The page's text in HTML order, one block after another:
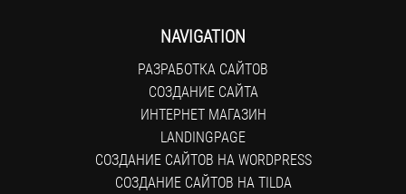
NAVIGATION
РАЗРАБОТКА САЙТОВ
СОЗДАНИЕ САЙТА
ИНТЕРНЕТ МАГАЗИН
LANDINGPAGE
СОЗДАНИЕ САЙТОВ НА WORDPRESS
СОЗДАНИЕ САЙТОВ НА TILDA